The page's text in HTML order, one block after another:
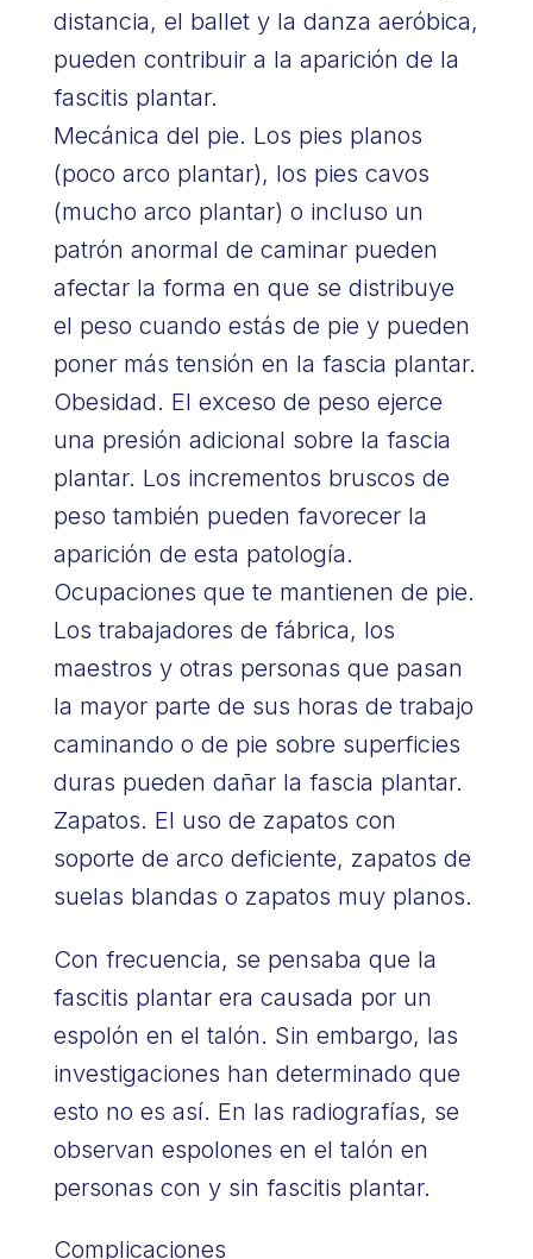
distancia, el ballet y la danza aeróbica,
pueden contribuir a la aparición de la
fascitis plantar.
Mecánica del pie. Los pies planos
(poco arco plantar), los pies cavos
(mucho arco plantar) o incluso un
patrón anormal de caminar pueden
afectar la forma en que se distribuye
el peso cuando estás de pie y pueden
poner más tensión en la fascia plantar.
Obesidad. El exceso de peso ejerce
una presión adicional sobre la fascia
plantar. Los incrementos bruscos de
peso también pueden favorecer la
aparición de esta patología.
Ocupaciones que te mantienen de pie.
Los trabajadores de fábrica, los
maestros y otras personas que pasan
la mayor parte de sus horas de trabajo
caminando o de pie sobre superficies
duras pueden dañar la fascia plantar.
Zapatos. El uso de zapatos con
soporte de arco deficiente, zapatos de
suelas blandas o zapatos muy planos.
Con frecuencia, se pensaba que la
fascitis plantar era causada por un
espolón en el talón. Sin embargo, las
investigaciones han determinado que
esto no es así. En las radiografías, se
observan espolones en el talón en
personas con y sin fascitis plantar.
Complicaciones